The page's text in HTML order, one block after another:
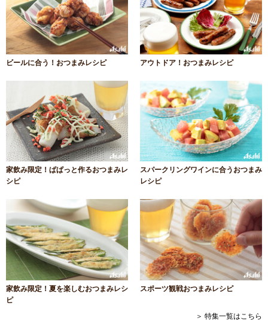
ビールに合う！おつまみレシピ アウトドア！おつまみレシピ
家飲み限定！ぱぱっと作るおつまみレ
シピ
スパークリングワインに合うおつまみ
レシピ
家飲み限定！夏を楽しむおつまみレシ
ピ
スポーツ観戦おつまみレシピ
＞ 特集一覧はこちら